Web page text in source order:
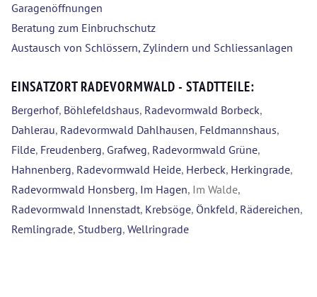
Garagenöffnungen
Beratung zum Einbruchschutz
Austausch von Schlössern, Zylindern und Schliessanlagen
EINSATZORT RADEVORMWALD - STADTTEILE:
Bergerhof, Böhlefeldshaus, Radevormwald Borbeck,
Dahlerau, Radevormwald Dahlhausen, Feldmannshaus,
Filde, Freudenberg, Grafweg, Radevormwald Grüne,
Hahnenberg, Radevormwald Heide, Herbeck, Herkingrade,
Radevormwald Honsberg, Im Hagen, Im Walde,
Radevormwald Innenstadt, Krebsöge, Önkfeld, Rädereichen,
Remlingrade, Studberg, Wellringrade